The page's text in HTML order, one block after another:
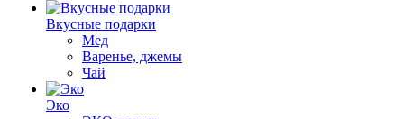
Вкусные подарки
Мед
Варенье, джемы
Чай
Эко